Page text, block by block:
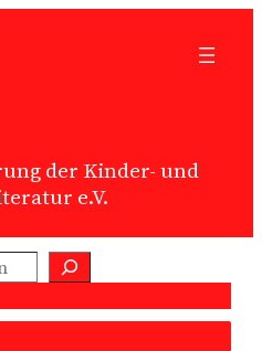
der Kinder- und
e.V.